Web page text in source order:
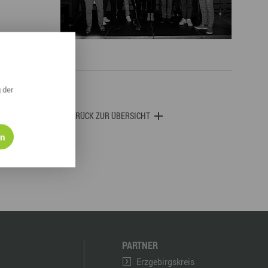
Radrouten
Wegewarte
ZURÜCK ZUR ÜBERSICHT
PARTNER
Erzgebirgskreis
der